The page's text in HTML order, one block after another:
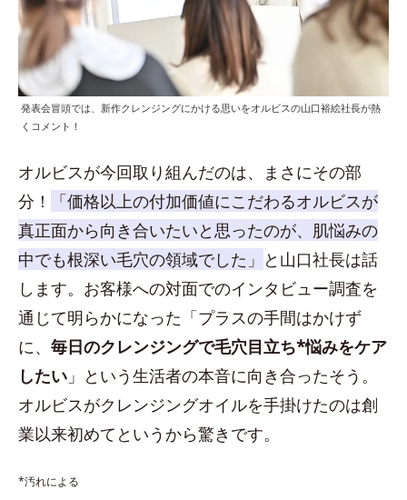
発表会冒頭では、新作クレンジングにかける思いをオルビスの山口裕絵社長が熱
くコメント！
オルビスが今回取り組んだのは、まさにその部
分！
「価格以上の付加価値にこだわるオルビスが
真正面から向き合いたいと思ったのが、肌悩みの
中でも根深い毛穴の領域でした」 と山口社長は話
します。お客様への対面でのインタビュー調査を
通じて明らかになった「プラスの手間はかけず
に、 毎日のクレンジングで毛穴目立ち*悩みをケア
したい 」という生活者の本音に向き合ったそう。
オルビスがクレンジングオイルを手掛けたのは創
業以来初めてというから驚きです。
*汚れによる